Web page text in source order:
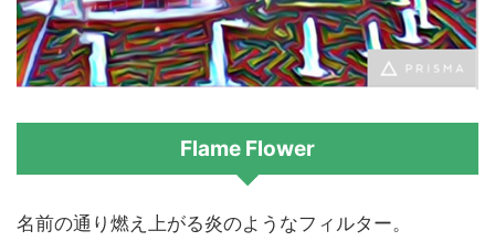
Flame Flower
名前の通り燃え上がる炎のようなフィルター。